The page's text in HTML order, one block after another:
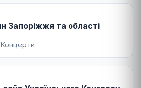
Запоріжжя та області